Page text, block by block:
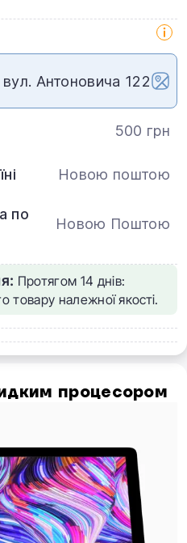
вул. Антоновича 122
500 грн
Новою поштою
по
Новою Поштою
Протягом 14 днів:
товару належної якості.
процесором